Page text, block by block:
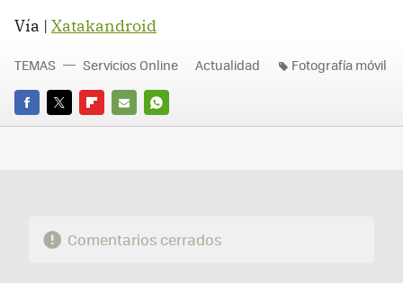
Vía | Xatakandroid
FACEBOOK
TWITTERFLIPBOARD
E-
WHATSAPP
TEMAS Servicios Online Actualidad Fotografía móvil
Comentarios cerrados